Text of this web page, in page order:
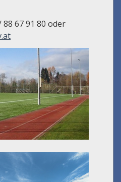
88 67 91 80 oder